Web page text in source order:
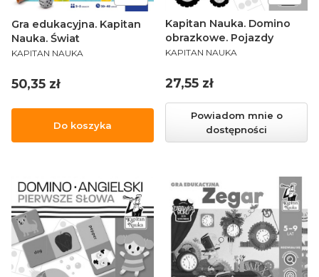
Gra edukacyjna. Kapitan
Nauka. Świat
PRODUCENT
KAPITAN NAUKA
Cena
50,35 zł
Do koszyka
Kapitan Nauka. Domino
obrazkowe. Pojazdy
PRODUCENT
KAPITAN NAUKA
Cena
27,55 zł
Powiadom mnie o
dostępności